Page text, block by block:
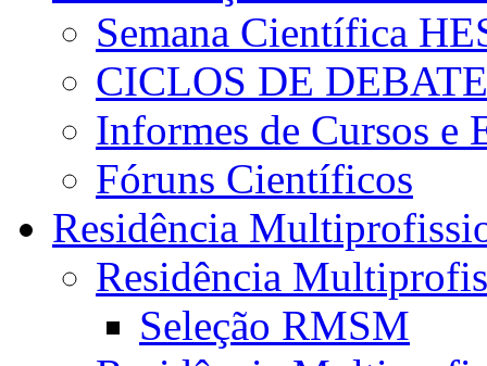
Semana Científica
CICLOS DE
Informes de Cursos e
Fóruns Científicos
Residência
Residência
Seleção RMSM